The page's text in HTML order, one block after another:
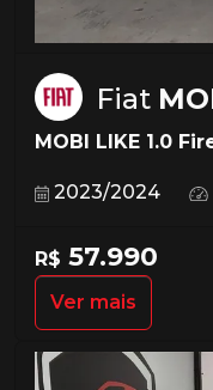
Fiat
MOBI LIKE 1.0
2023/2024
R$ 57.990
Ver mais